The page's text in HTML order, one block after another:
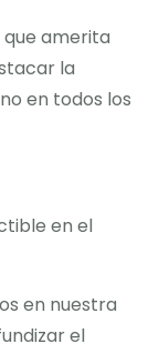
amerita
la
en todos los
en el
en nuestra
el